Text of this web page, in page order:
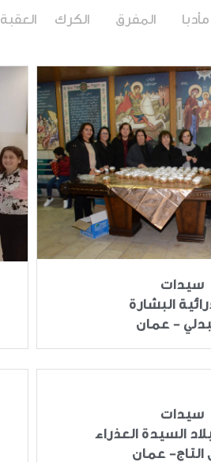
مأدبا المفرق الكرك العقبة
سيدات
البشارة
- عمان
سيدات
السيدة العذراء
التاج- عمان